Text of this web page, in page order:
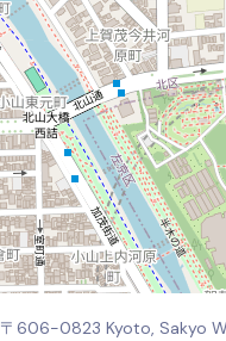
〒606-0823 Kyoto, Sakyo